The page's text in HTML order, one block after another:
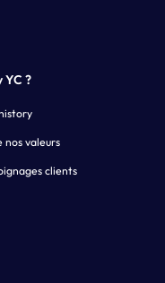
YC ?
nos valeurs
clients